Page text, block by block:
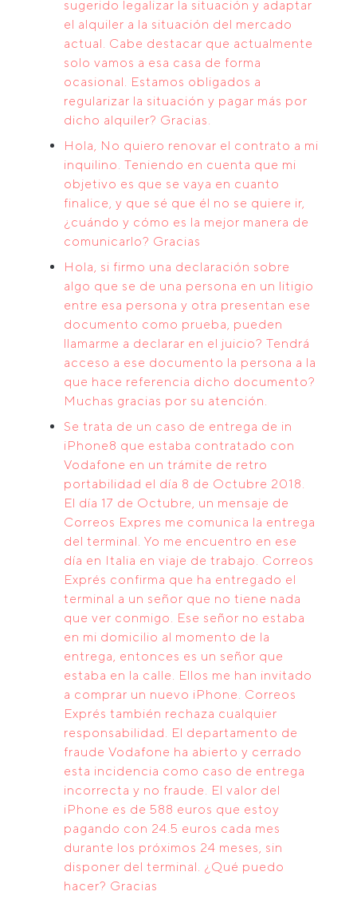
sugerido legalizar la situación y adaptar
el alquiler a la situación del mercado
actual. Cabe destacar que actualmente
solo vamos a esa casa de forma
ocasional. Estamos obligados a
regularizar la situación y pagar más por
dicho alquiler? Gracias.
Hola, No quiero renovar el contrato a mi
inquilino. Teniendo en cuenta que mi
objetivo es que se vaya en cuanto
finalice, y que sé que él no se quiere ir,
¿cuándo y cómo es la mejor manera de
comunicarlo? Gracias
Hola, si firmo una declaración sobre
algo que se de una persona en un litigio
entre esa persona y otra presentan ese
documento como prueba, pueden
llamarme a declarar en el juicio? Tendrá
acceso a ese documento la persona a la
que hace referencia dicho documento?
Muchas gracias por su atención.
Se trata de un caso de entrega de in
iPhone8 que estaba contratado con
Vodafone en un trámite de retro
portabilidad el día 8 de Octubre 2018.
El día 17 de Octubre, un mensaje de
Correos Expres me comunica la entrega
del terminal. Yo me encuentro en ese
día en Italia en viaje de trabajo. Correos
Exprés confirma que ha entregado el
terminal a un señor que no tiene nada
que ver conmigo. Ese señor no estaba
en mi domicilio al momento de la
entrega, entonces es un señor que
estaba en la calle. Ellos me han invitado
a comprar un nuevo iPhone. Correos
Exprés también rechaza cualquier
responsabilidad. El departamento de
fraude Vodafone ha abierto y cerrado
esta incidencia como caso de entrega
incorrecta y no fraude. El valor del
iPhone es de 588 euros que estoy
pagando con 24.5 euros cada mes
durante los próximos 24 meses, sin
disponer del terminal. ¿Qué puedo
hacer? Gracias